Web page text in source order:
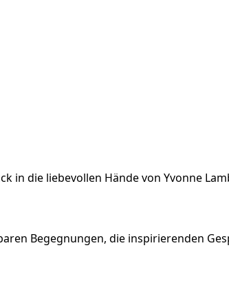
in die liebevollen Hände von Yvonne
Begegnungen, die inspirierenden